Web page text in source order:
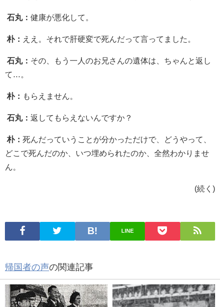
石丸： 健康が悪化して。
朴： ええ。それで肝硬変で死んだって言ってました。
石丸： その、もう一人のお兄さんの遺体は、ちゃんと返し
て…。
朴： もらえません。
石丸： 返してもらえないんですか？
朴： 死んだっていうことが分かっただけで、どうやって、
どこで死んだのか、いつ埋められたのか、全然わかりませ
ん。
(続く)
LINE
帰国者の声の関連記事